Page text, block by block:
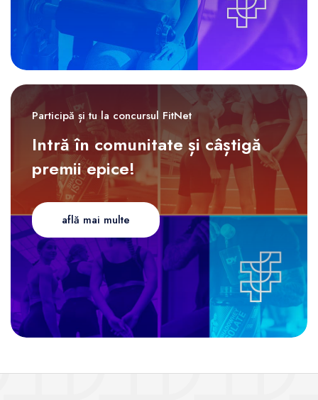
Participă și tu la concursul FitNet
Intră în comunitate și câștigă
premii epice!
află mai multe